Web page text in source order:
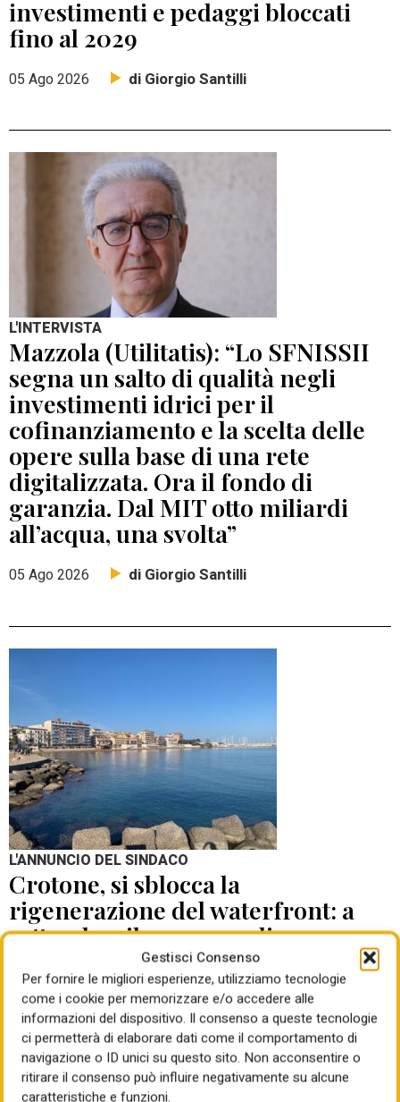
Gestisci Consenso
Per fornire le migliori esperienze, utilizziamo tecnologie
come i cookie per memorizzare e/o accedere alle
informazioni del dispositivo. Il consenso a queste tecnologie
ci permetterà di elaborare dati come il comportamento di
navigazione o ID unici su questo sito. Non acconsentire o
ritirare il consenso può influire negativamente su alcune
caratteristiche e funzioni.
investimenti e pedaggi bloccati
fino al 2029
05 Ago 2026 di Giorgio Santilli
L'INTERVISTA
Mazzola (Utilitatis): “Lo SFNISSII
segna un salto di qualità negli
investimenti idrici per il
cofinanziamento e la scelta delle
opere sulla base di una rete
digitalizzata. Ora il fondo di
garanzia. Dal MIT otto miliardi
all’acqua, una svolta”
05 Ago 2026 di Giorgio Santilli
L'ANNUNCIO DEL SINDACO
Crotone, si sblocca la
rigenerazione del waterfront: a
settembre il concorso di
progettazione
05 Ago 2026 di Mauro Giansante